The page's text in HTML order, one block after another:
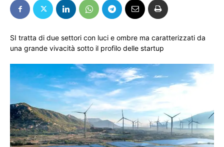
SI tratta di due settori con luci e ombre ma caratterizzati da
una grande vivacità sotto il profilo delle startup